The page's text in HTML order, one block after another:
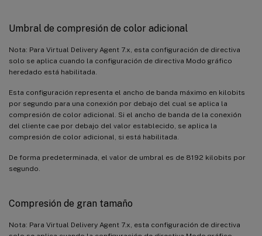
Umbral de compresión de color adicional
Nota: Para Virtual Delivery Agent 7.x, esta configuración de directiva
solo se aplica cuando la configuración de directiva Modo gráfico
heredado está habilitada.
Esta configuración representa el ancho de banda máximo en kilobits
por segundo para una conexión por debajo del cual se aplica la
compresión de color adicional. Si el ancho de banda de la conexión
del cliente cae por debajo del valor establecido, se aplica la
compresión de color adicional, si está habilitada.
De forma predeterminada, el valor de umbral es de 8192 kilobits por
segundo.
Compresión de gran tamaño
Nota: Para Virtual Delivery Agent 7.x, esta configuración de directiva